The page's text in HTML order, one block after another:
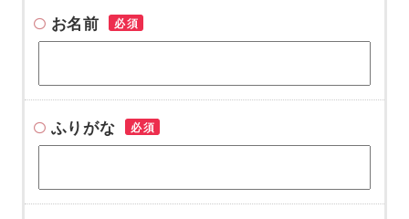
お名前 必須
ふりがな 必須